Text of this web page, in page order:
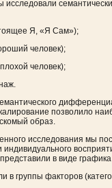
Я, «Я Сам»);
человек);
человек);
позволило
образ.
исследования мы
индивидуального
в виде
в группы факторов